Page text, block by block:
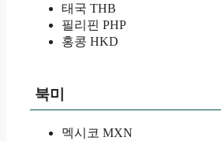
태국 THB
필리핀 PHP
홍콩 HKD
북미
멕시코 MXN